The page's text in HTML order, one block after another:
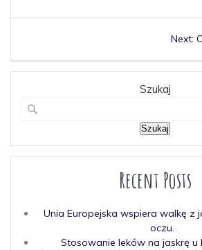
Next:
Szukaj
Szukaj
Recent Posts
Unia Europejska wspiera walkę z
oczu.
Stosowanie leków na jaskrę u